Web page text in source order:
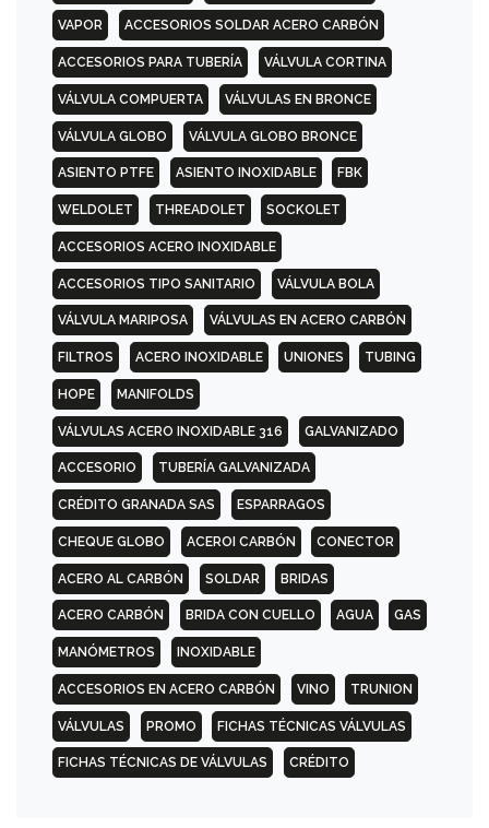
VAPOR ACCESORIOS SOLDAR ACERO CARBÓN
ACCESORIOS PARA TUBERÍA VÁLVULA CORTINA
VÁLVULA COMPUERTA VÁLVULAS EN BRONCE
VÁLVULA GLOBO VÁLVULA GLOBO BRONCE
ASIENTO PTFE ASIENTO INOXIDABLE FBK
WELDOLET THREADOLET SOCKOLET
ACCESORIOS ACERO INOXIDABLE
ACCESORIOS TIPO SANITARIO VÁLVULA BOLA
VÁLVULA MARIPOSA VÁLVULAS EN ACERO CARBÓN
FILTROS ACERO INOXIDABLE UNIONES TUBING
HOPE MANIFOLDS
VÁLVULAS ACERO INOXIDABLE 316 GALVANIZADO
ACCESORIO TUBERÍA GALVANIZADA
CRÉDITO GRANADA SAS ESPARRAGOS
CHEQUE GLOBO ACEROI CARBÓN CONECTOR
ACERO AL CARBÓN SOLDAR BRIDAS
ACERO CARBÓN BRIDA CON CUELLO AGUA GAS
MANÓMETROS INOXIDABLE
ACCESORIOS EN ACERO CARBÓN VINO TRUNION
VÁLVULAS PROMO FICHAS TÉCNICAS VÁLVULAS
FICHAS TÉCNICAS DE VÁLVULAS CRÉDITO